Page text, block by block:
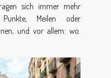
sich immer mehr
Meilen oder
und vor allem: wo.